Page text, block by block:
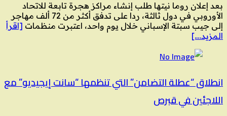
بعد إعلان روما نيتها طلب إنشاء مراكز هجرة تابعة للاتحاد
الأوروبي في دول ثالثة، ردا على تدفق أكثر من 72 ألف مهاجر
إلى جيب سبتة الإسباني خلال يوم واحد، اعتبرت منظمات [اقرأ
المزيد….]
انطلاق “عطلة التضامن” التي تنظمها “سانت إيجيديو” مع
اللاجئين في قبرص